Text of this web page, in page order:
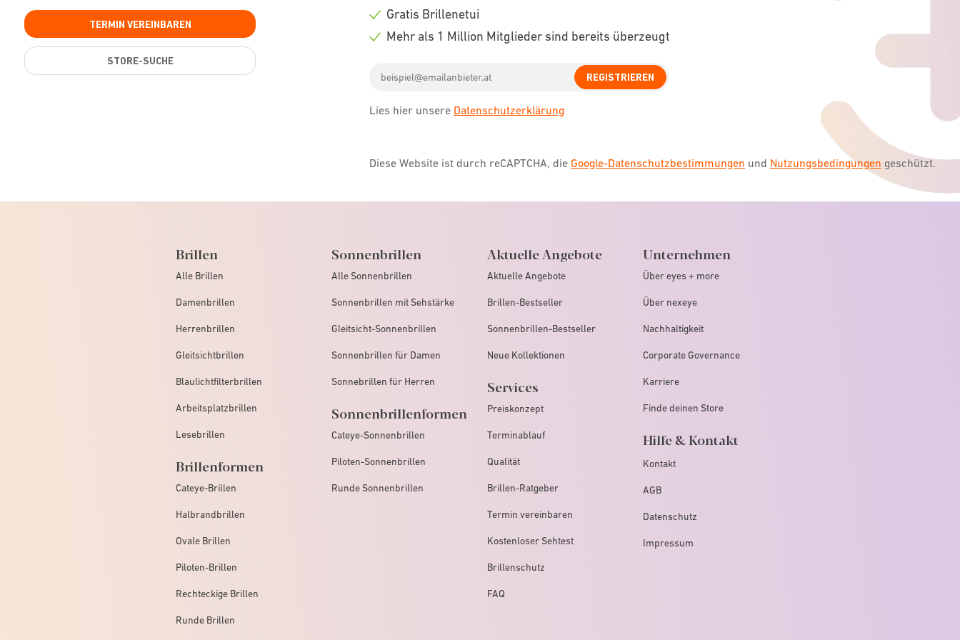
TERMIN VEREINBAREN
STORE-SUCHE
Check
Check
Gratis Brillenetui
Mehr als 1 Million Mitglieder sind bereits überzeugt
address
REGISTRIEREN
Lies hier unsere Datenschutzerklärung
Diese Website ist durch reCAPTCHA, die Google-Datenschutzbestimmungen und Nutzungsbedingungen geschützt.
Brillen
Alle Brillen
Damenbrillen
Herrenbrillen
Gleitsichtbrillen
Blaulichtfilterbrillen
Arbeitsplatzbrillen
Lesebrillen
Brillenformen
Cateye-Brillen
Halbrandbrillen
Ovale Brillen
Piloten-Brillen
Rechteckige Brillen
Runde Brillen
Sonnenbrillen
Alle Sonnenbrillen
Sonnenbrillen mit Sehstärke
Gleitsicht-Sonnenbrillen
Sonnenbrillen für Damen
Sonnebrillen für Herren
Sonnenbrillenformen
Cateye-Sonnenbrillen
Piloten-Sonnenbrillen
Runde Sonnenbrillen
Aktuelle Angebote
Aktuelle Angebote
Brillen-Bestseller
Sonnenbrillen-Bestseller
Neue Kollektionen
Services
Preiskonzept
Terminablauf
Qualität
Brillen-Ratgeber
Termin vereinbaren
Kostenloser Sehtest
Brillenschutz
FAQ
Unternehmen
Über eyes + more
Über nexeye
Nachhaltigkeit
Corporate Governance
Karriere
Finde deinen Store
Hilfe & Kontakt
Kontakt
AGB
Datenschutz
Impressum